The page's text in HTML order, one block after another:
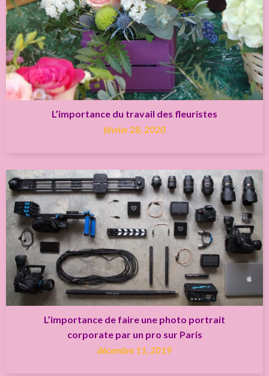
L’importance du travail des fleuristes
février 28, 2020
L’importance de faire une photo portrait
corporate par un pro sur Paris
décembre 11, 2019